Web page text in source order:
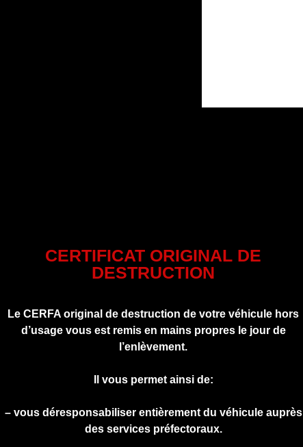
CERTIFICAT ORIGINAL DE
DESTRUCTION
Le CERFA original de destruction de votre véhicule hors
d’usage vous est remis en mains propres le jour de
l’enlèvement.
Il vous permet ainsi de:
– vous déresponsabiliser entièrement du véhicule auprès
des services préfectoraux.